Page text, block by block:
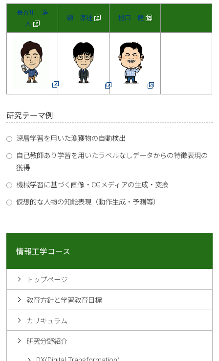
長谷川 達
人
顧 淳祉 樋口 健
研究テーマ例
深層学習を用いた漁獲物の自動検出
自己教師あり学習を用いたラベルなしデータからの特徴表現の
獲得
機械学習に基づく画像・CGメディアの生成・変換
仮想的な人物の知能表現（動作生成・予測等）
情報工学コース
トップページ
教育方針と学習教育目標
カリキュラム
研究分野紹介